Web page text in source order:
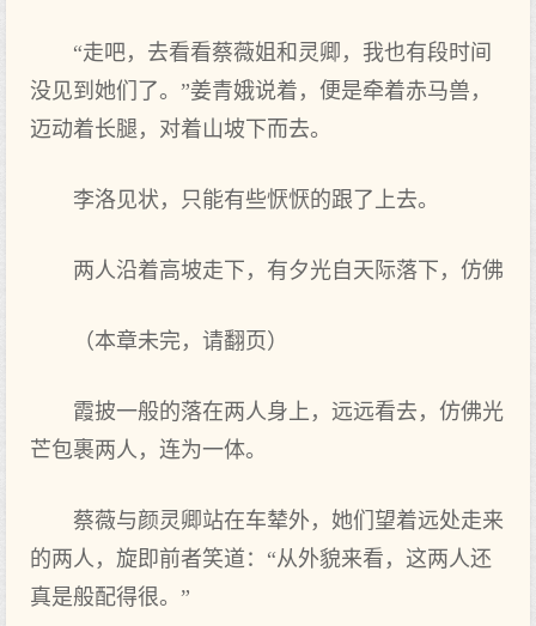
“走吧，去看看蔡薇姐和灵卿，我也有段时间
没见到她们了。”姜青娥说着，便是牵着赤马兽，
迈动着长腿，对着山坡下而去。
李洛见状，只能有些恹恹的跟了上去。
两人沿着高坡走下，有夕光自天际落下，仿佛
（本章未完，请翻页）
霞披一般的落在两人身上，远远看去，仿佛光
芒包裹两人，连为一体。
蔡薇与颜灵卿站在车辇外，她们望着远处走来
的两人，旋即前者笑道：“从外貌来看，这两人还
真是般配得很。”